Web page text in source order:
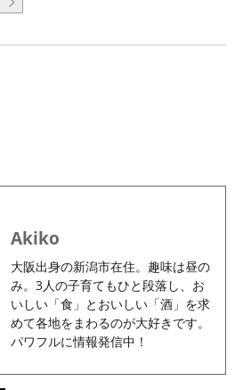
Akiko
大阪出身の新潟市在住。趣味は昼の
み。3人の子育てもひと段落し、お
いしい「食」とおいしい「酒」を求
めて各地をまわるのが大好きです。
パワフルに情報発信中！